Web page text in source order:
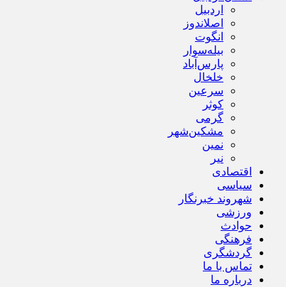
اردبیل
اصلاندوز
انگوت
بیله‌سوار
پارس‌آباد
خلخال
سرعین
کوثر
گرمی
مشکین‌شهر
نمین
نیر
اقتصادی
سیاسی
شهروند خبرنگار
ورزشی
حوادث
فرهنگی
گردشگری
تماس با ما
درباره ما